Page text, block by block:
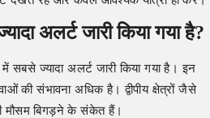
अलर्ट जारी किया गया है?
ज्यादा अलर्ट जारी किया गया है। इन
की संभावना अधिक है। द्वीपीय क्षेत्रों जैसे
मौसम बिगड़ने के संकेत हैं।